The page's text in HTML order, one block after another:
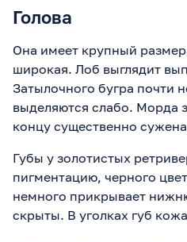
Голова
Она имеет крупный
широкая. Лоб выглядит
Затылочного бугра почти
выделяются слабо. Морда
концу существенно
Губы у золотистых
пигментацию, черного
немного прикрывает
скрыты. В уголках губ